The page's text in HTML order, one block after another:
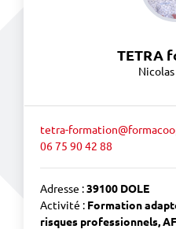
TETRA
Nicolas
tetra-
06 75 90 42 88
Adresse :39100 DOLE
Activité : Formation
risques professionnels,